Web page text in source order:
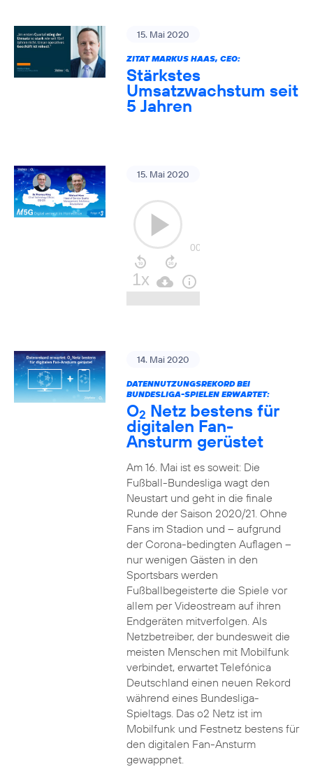
15. Mai 2020
ZITAT MARKUS HAAS, CEO:
Stärkstes
Umsatzwachstum seit
5 Jahren
15. Mai 2020
14. Mai 2020
DATENNUTZUNGSREKORD BEI
BUNDESLIGA-SPIELEN ERWARTET:
O2 Netz bestens für
digitalen Fan-
Ansturm gerüstet
Am 16. Mai ist es soweit: Die
Fußball-Bundesliga wagt den
Neustart und geht in die finale
Runde der Saison 2020/21. Ohne
Fans im Stadion und – aufgrund
der Corona-bedingten Auflagen –
nur wenigen Gästen in den
Sportsbars werden
Fußballbegeisterte die Spiele vor
allem per Videostream auf ihren
Endgeräten mitverfolgen. Als
Netzbetreiber, der bundesweit die
meisten Menschen mit Mobilfunk
verbindet, erwartet Telefónica
Deutschland einen neuen Rekord
während eines Bundesliga-
Spieltags. Das o2 Netz ist im
Mobilfunk und Festnetz bestens für
den digitalen Fan-Ansturm
gewappnet.